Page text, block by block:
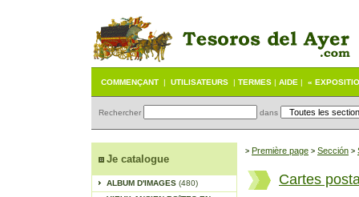
COMMENÇANT | UTILISATEURS | TERMES | AIDE | «
Rechercher dans
Je catalogue
ALBUM D'IMAGES (480)
> Première page > Sección >
Cartes